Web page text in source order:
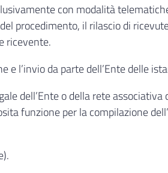
con modalità
procedimento, il rilascio di
ricevente.
l’invio da parte dell’Ente delle
dell’Ente o della rete
funzione per la compilazione